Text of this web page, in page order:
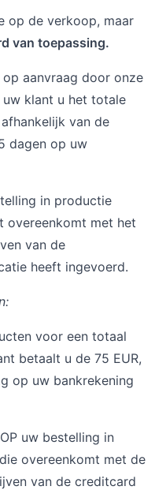
op de verkoop, maar
van toepassing.
aanvraag door onze
klant u het totale
van de
dagen op uw
in productie
overeenkomt met het
van de
heeft ingevoerd.
voor een totaal
betaalt u de 75 EUR,
op uw bankrekening
uw bestelling in
overeenkomt met de
van de creditcard